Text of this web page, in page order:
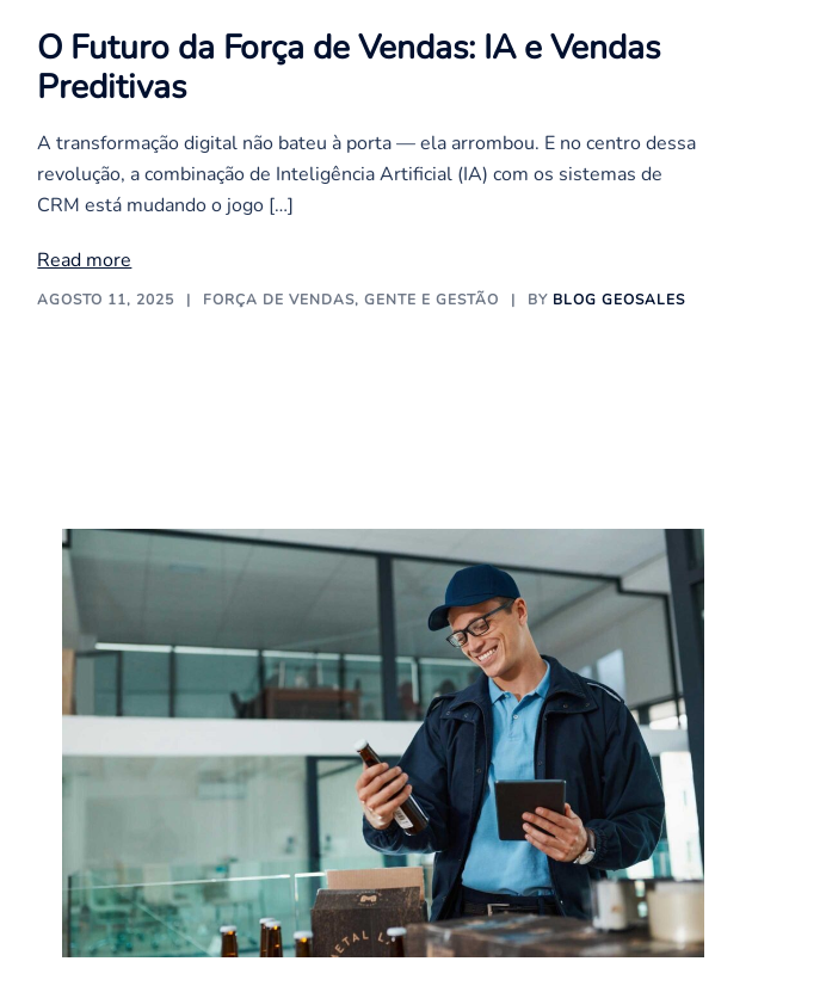
O Futuro da Força de Vendas: IA e Vendas
Preditivas
A transformação digital não bateu à porta — ela arrombou. E no centro dessa
revolução, a combinação de Inteligência Artificial (IA) com os sistemas de
CRM está mudando o jogo […]
Read more
AGOSTO 11, 2025 FORÇA DE VENDAS,GENTE E GESTÃO BY BLOG GEOSALES